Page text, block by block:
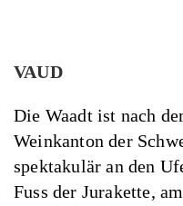
VAUD
Die Waadt ist nach
Weinkanton der
spektakulär an den
Fuss der Jurakette,